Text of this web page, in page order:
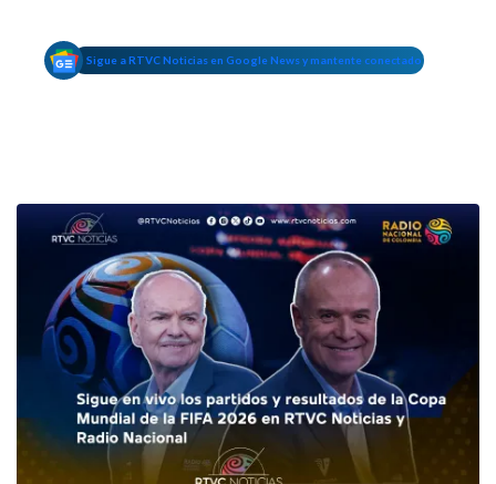
Sigue a RTVC Noticias en Google News y mantente conectado